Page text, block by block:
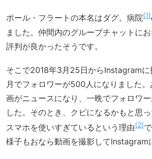
ポール・フラートの本名はダグ。病院 1
ました。仲間内のグループチャットに
評判が良かったそうです。
そこで2018年3月25日からInstagramに
月でフォロワーが500人になりました
画がニュースになり、一晩でフォロワ
した。そのとき、クビになるかもと思
スマホを使いすぎているという理由 2
様子もおなら動画を撮影してInstagram